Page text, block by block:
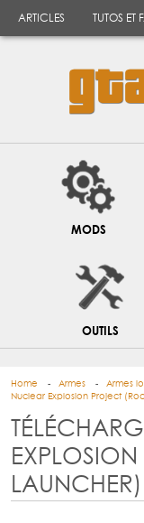
ARTICLES TUTOS ET
MODS
OUTILS
Home Armes Armes
Nuclear Explosion Project
EXPLOSION
LAUNCHER)